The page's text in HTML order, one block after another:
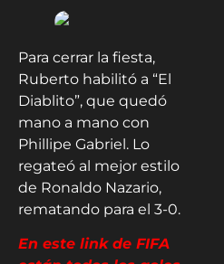
Para cerrar la fiesta,
Ruberto habilitó a “El
Diablito”, que quedó
mano a mano con
Phillipe Gabriel. Lo
regateó al mejor estilo
de Ronaldo Nazario,
rematando para el 3-0.
En este link de FIFA